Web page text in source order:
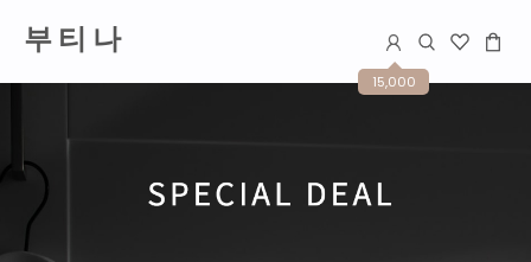
부 티 나
15,000